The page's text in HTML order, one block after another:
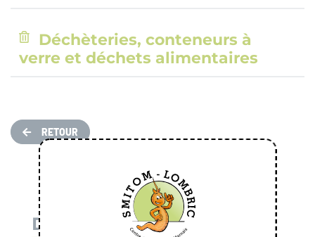
Déchèteries, conteneurs à
verre et déchets alimentaires
RETOUR
Document